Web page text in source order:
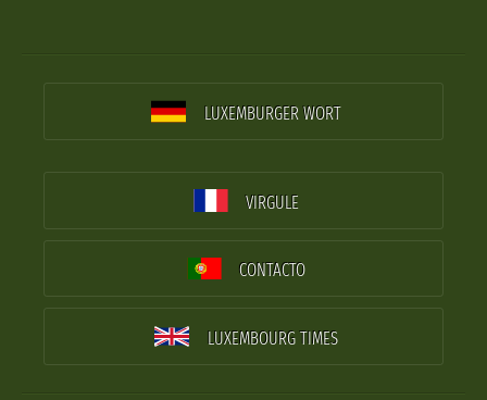
LUXEMBURGER WORT
VIRGULE
CONTACTO
LUXEMBOURG TIMES